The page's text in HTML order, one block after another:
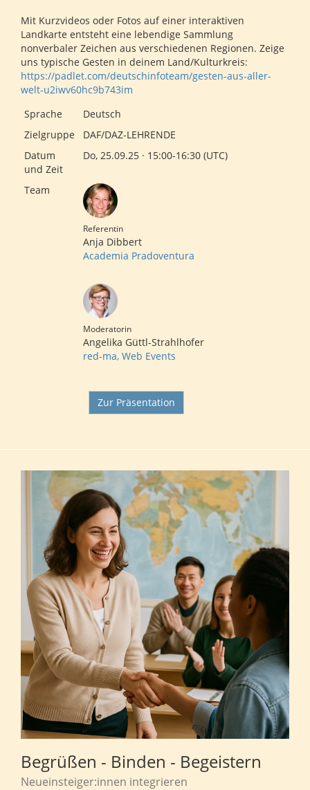
Mit Kurzvideos oder Fotos auf einer interaktiven
Landkarte entsteht eine lebendige Sammlung
nonverbaler Zeichen aus verschiedenen Regionen. Zeige
uns typische Gesten in deinem Land/Kulturkreis:
https://padlet.com/deutschinfoteam/gesten-aus-aller-
welt-u2iwv60hc9b743im
Sprache
Deutsch
Zielgruppe
DAF/DAZ-LEHRENDE
Datum
und Zeit
Do, 25.09.25 · 15:00-16:30 (UTC)
Team
Referentin
Anja Dibbert
Academia Pradoventura
Moderatorin
Angelika Güttl-Strahlhofer
red-ma, Web Events
Zur Präsentation
Begrüßen - Binden - Begeistern
Neueinsteiger:innen integrieren